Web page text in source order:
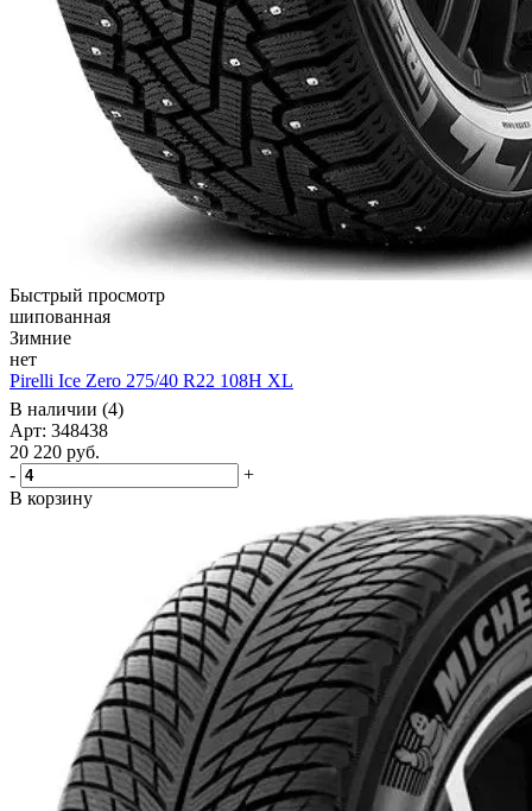
Быстрый просмотр
шипованная
Зимние
нет
Pirelli Ice Zero 275/40 R22 108H XL
В наличии (4)
Арт: 348438
20 220 руб.
-
+
В корзину